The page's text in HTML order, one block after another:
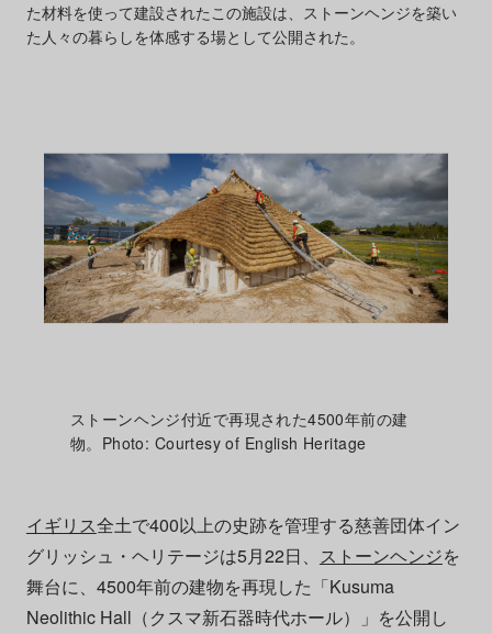
た材料を使って建設されたこの施設は、ストーンヘンジを築い
た人々の暮らしを体感する場として公開された。
ストーンヘンジ付近で再現された4500年前の建
物。Photo: Courtesy of English Heritage
イギリス全土で400以上の史跡を管理する慈善団体イン
グリッシュ・ヘリテージは5月22日、 ストーンヘンジを
舞台に、4500年前の建物を再現した「Kusuma
Neolithic Hall（クスマ新石器時代ホール）」を公開し